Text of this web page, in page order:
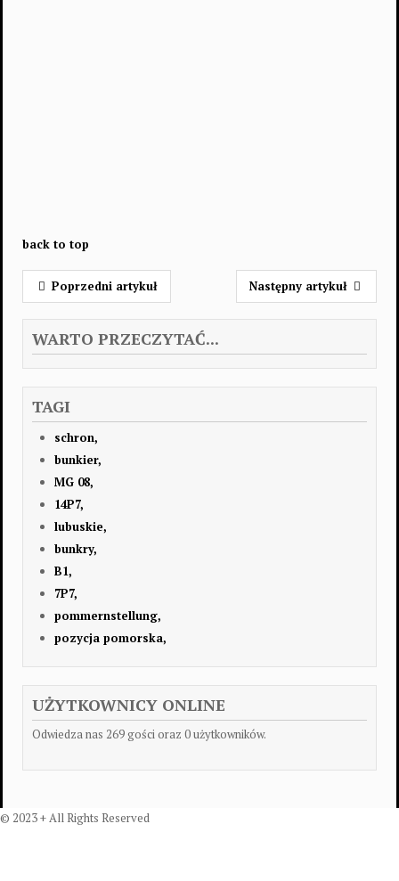
back to top
Poprzedni artykuł Następny artykuł
WARTO PRZECZYTAĆ...
TAGI
schron,
bunkier,
MG 08,
14P7,
lubuskie,
bunkry,
B1,
7P7,
pommernstellung,
pozycja pomorska,
UŻYTKOWNICY ONLINE
Odwiedza nas 269 gości oraz 0 użytkowników.
© 2023 + All Rights Reserved